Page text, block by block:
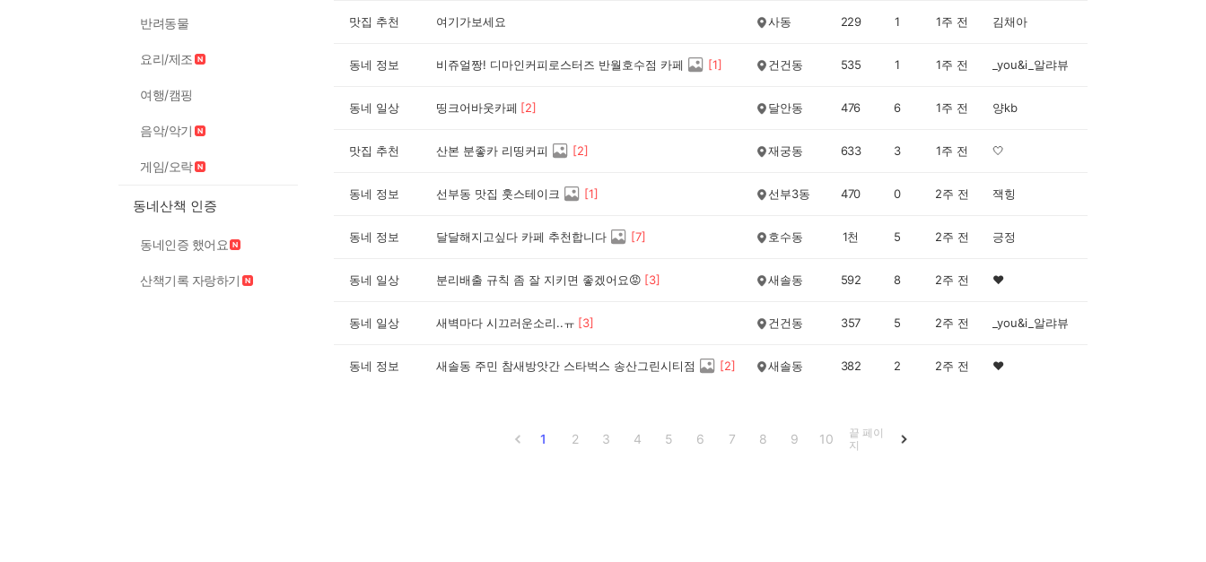
반려동물
요리/제조
여행/캠핑
음악/악기
게임/오락
동네산책 인증
동네인증 했어요
산책기록 자랑하기
맛집 추천 여기가보세요 사동 229 1 1주 전 김채아
동네 정보 비쥬얼짱! 디마인커피로스터즈 반월호수점 카페 [1] 건건동 535 1 1주 전 _you&i_알랴뷰
동네 일상 띵크어바웃카페 [2] 달안동 476 6 1주 전 양kb
맛집 추천 산본 분좋카 리띵커피 [2] 재궁동 633 3 1주 전 🤍
동네 정보 선부동 맛집 훗스테이크 [1] 선부3동 470 0 2주 전 잭힝
동네 정보 달달해지고싶다 카페 추천합니다 [7] 호수동 1천 5 2주 전 긍정
동네 일상 분리배출 규칙 좀 잘 지키면 좋겠어요😡 [3] 새솔동 592 8 2주 전 ♥️
동네 일상 새벽마다 시끄러운소리..ㅠ [3] 건건동 357 5 2주 전 _you&i_알랴뷰
동네 정보 새솔동 주민 참새방앗간 스타벅스 송산그린시티점 [2] 새솔동 382 2 2주 전 ♥️
1 2 3 4 5 6 7 8 9 10
끝 페이
지